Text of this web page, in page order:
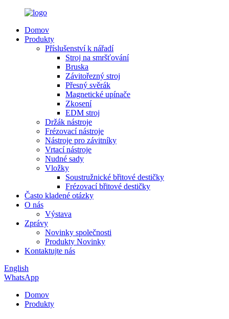
Domov
Produkty
Příslušenství k nářadí
Stroj na smršťování
Bruska
Závitořezný stroj
Přesný svěrák
Magnetické upínače
Zkosení
EDM stroj
Držák nástroje
Frézovací nástroje
Nástroje pro závitníky
Vrtací nástroje
Nudné sady
Vložky
Soustružnické břitové destičky
Frézovací břitové destičky
Často kladené otázky
O nás
Výstava
Zprávy
Novinky společnosti
Produkty Novinky
Kontaktujte nás
English
WhatsApp
Domov
Produkty